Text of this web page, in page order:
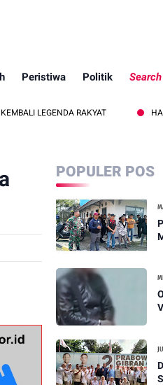
Peristiwa Politik Search
RAKYAT HAUL SYEKH
POPULER POS